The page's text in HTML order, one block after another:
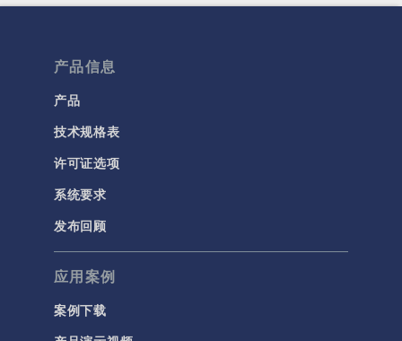
产品信息
产品
技术规格表
许可证选项
系统要求
发布回顾
应用案例
案例下载